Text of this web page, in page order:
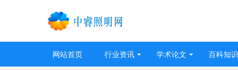
网站首页 行业资讯 学术论文 百科知识